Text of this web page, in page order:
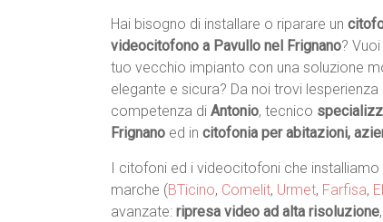
Hai bisogno di installare o riparare un
videocitofono a Pavullo nel Frignano?
tuo vecchio impianto con una soluzione
elegante e sicura? Da noi trovi lesperienza
competenza di Antonio, tecnico
Frignano ed in citofonia per abitazioni,
I citofoni ed i videocitofoni che
marche (BTicino, Comelit, Urmet, Farfisa,
avanzate: ripresa video ad alta risoluzione,